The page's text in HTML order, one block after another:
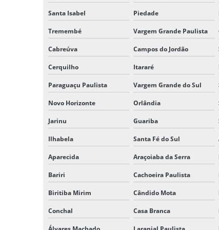
Santa Isabel Piedade
Tremembé Vargem Grande Paulista
Cabreúva Campos do Jordão
Cerquilho Itararé
Paraguaçu Paulista Vargem Grande do Sul
Novo Horizonte Orlândia
Jarinu Guariba
Ilhabela Santa Fé do Sul
Aparecida Araçoiaba da Serra
Bariri Cachoeira Paulista
Biritiba Mirim Cândido Mota
Conchal Casa Branca